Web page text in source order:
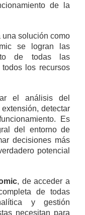
de la
una solución como
se logran las
de todas las
los recursos
el análisis del
detectar
Es
del entorno de
decisiones más
potencial
, de acceder a
de todas
y gestión
necesitan para